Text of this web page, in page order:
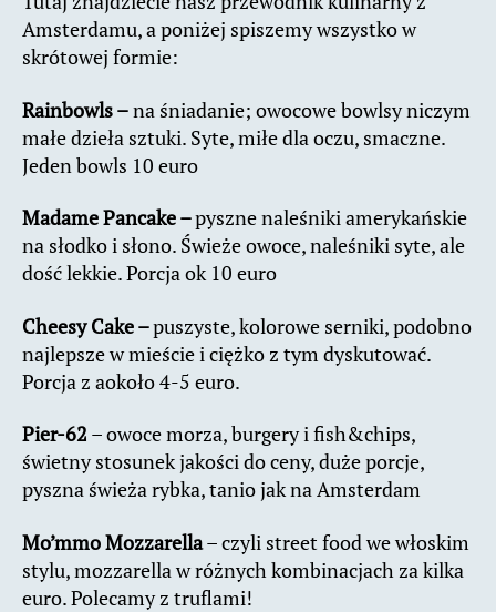
Amsterdamu, a poniżej spiszemy wszystko w
skrótowej formie:
Rainbowls –na śniadanie; owocowe bowlsy niczym
małe dzieła sztuki. Syte, miłe dla oczu, smaczne.
Jeden bowls 10 euro
Madame Pancake –pyszne naleśniki amerykańskie
na słodko i słono. Świeże owoce, naleśniki syte, ale
dość lekkie. Porcja ok 10 euro
Cheesy Cake –puszyste, kolorowe serniki, podobno
najlepsze w mieście i ciężko z tym dyskutować.
Porcja z aokoło 4-5 euro.
Pier-62 – owoce morza, burgery i fish&chips,
świetny stosunek jakości do ceny, duże porcje,
pyszna świeża rybka, tanio jak na Amsterdam
Mo’mmo Mozzarella– czyli street food we włoskim
stylu, mozzarella w różnych kombinacjach za kilka
euro. Polecamy z truflami!